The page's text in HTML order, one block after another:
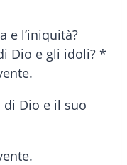
e l’iniquità?
Dio e gli idoli? *
di Dio e il suo